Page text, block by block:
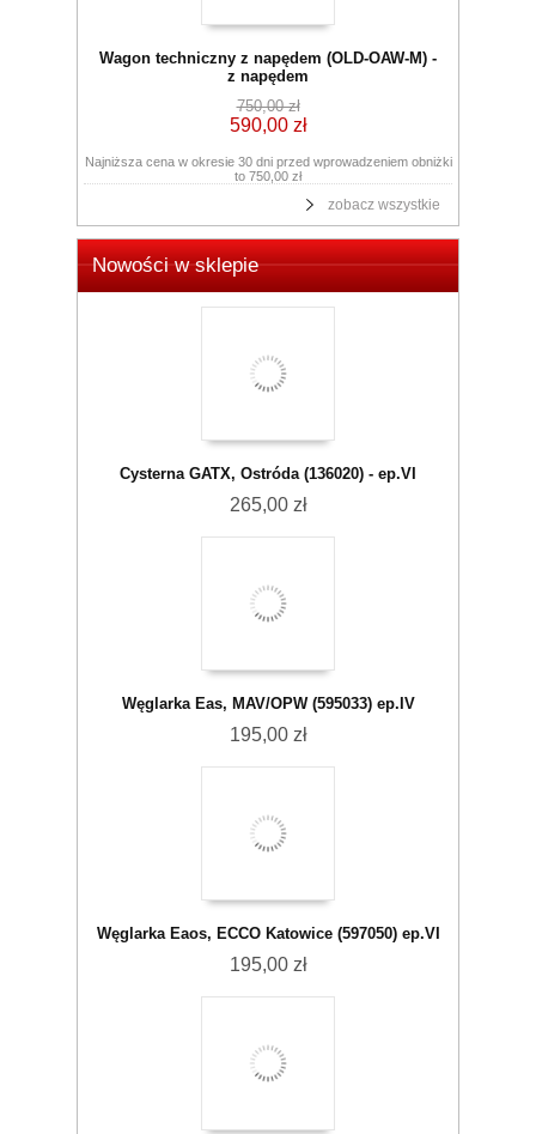
Wagon techniczny z napędem (OLD-OAW-M) -
z napędem
750,00 zł
590,00 zł
Najniższa cena w okresie 30 dni przed wprowadzeniem obniżki
to 750,00 zł
zobacz wszystkie
Nowości w sklepie
Cysterna GATX, Ostróda (136020) - ep.VI
265,00 zł
Węglarka Eas, MAV/OPW (595033) ep.IV
195,00 zł
Węglarka Eaos, ECCO Katowice (597050) ep.VI
195,00 zł